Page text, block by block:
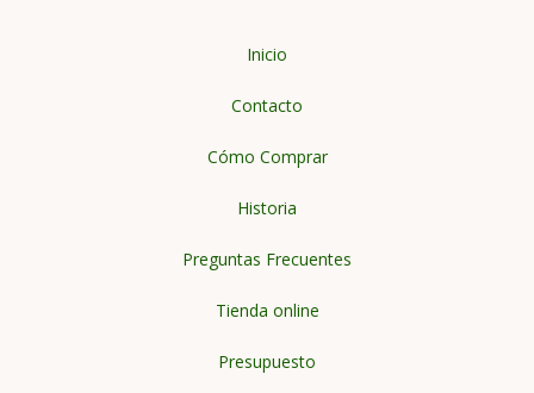
Inicio
Contacto
Cómo Comprar
Historia
Preguntas Frecuentes
Tienda online
Presupuesto